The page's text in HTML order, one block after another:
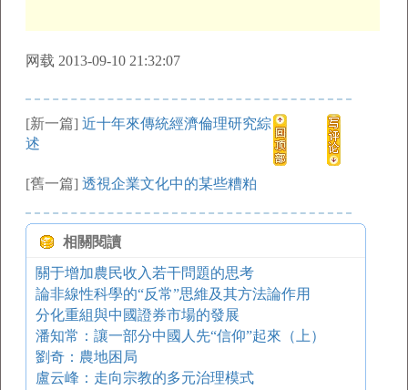
网载 2013-09-10 21:32:07
[新一篇] 近十年來傳統經濟倫理研究綜
述
[舊一篇] 透視企業文化中的某些糟粕
相關閱讀
關于增加農民收入若干問題的思考
論非線性科學的“反常”思維及其方法論作用
分化重組與中國證券市場的發展
潘知常：讓一部分中國人先“信仰”起來（上）
劉奇：農地困局
盧云峰：走向宗教的多元治理模式